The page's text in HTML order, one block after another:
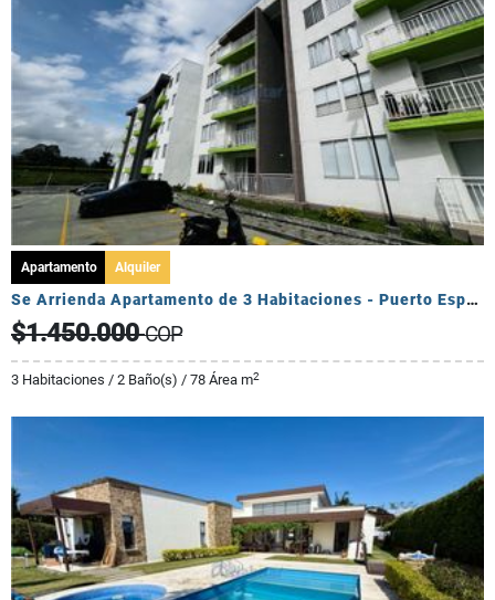
Apartamento Alquiler
Se Arrienda Apartamento de 3 Habitaciones - Puerto Espejo
$1.450.000COP
3 Habitaciones / 2 Baño(s) / 78 Área m2